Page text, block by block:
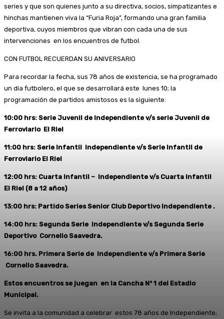
series y que son quienes junto a su directiva, socios, simpatizantes e
hinchas mantienen viva la “Furia Roja”, formando una gran familia
deportiva, cuyos miembros que vibran con cada una de sus
intervenciones en los encuentros de futbol.
CON FUTBOL RECUERDAN SU ANIVERSARIO
Para recordar la fecha, sus 78 años de existencia, se ha programado
un día futbolero, el que se desarrollará este lunes 10; la
programación de partidos amistosos es la siguiente:
10:00 hrs: Serie Juvenil de Independiente v/s serie Juvenil de
Ferroviario El Riel
11:00 hrs: Serie Infantil Independiente v/s Serie Infantil de
Ferroviario El Riel
12:00 hrs: Cuarta Infantil – Independiente v/s Cuarta Infantil
El Riel (8 a 12 años)
13:00 hrs: Partido Series Senior Club Deportivo Independiente .
14:00 hrs: Segunda Serie Independiente v/s Segunda Serie
Deportivo Cornelio Saavedra.
16:00 hrs. Primera Serie de Independiente v/s Primera Serie
Cornelio Saavedra.
Estos encuentros se juegan en la Cancha Nº 1 del Estadio
Municipal.
Se invita a la comunidad a celebrar estos 78 años de Independiente;